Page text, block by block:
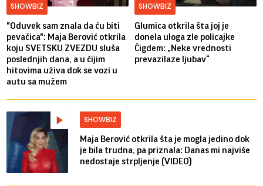
SHOWBIZ
"Oduvek sam znala da ću biti
pevačica": Maja Berović otkrila
koju SVETSKU ZVEZDU sluša
poslednjih dana, a u čijim
hitovima uživa dok se vozi u
autu sa mužem
SHOWBIZ
Glumica otkrila šta joj je
donela uloga zle policajke
Čigdem: „Neke vrednosti
prevazilaze ljubav“
SHOWBIZ
Maja Berović otkrila šta je mogla jedino dok
je bila trudna, pa priznala: Danas mi najviše
nedostaje strpljenje (VIDEO)